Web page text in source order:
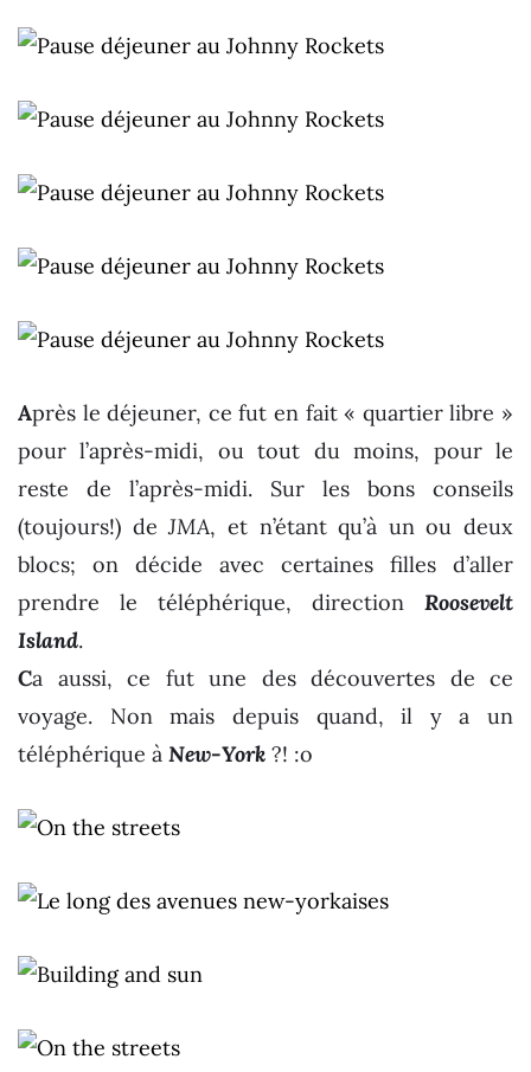
Après le déjeuner, ce fut en fait « quartier libre »
pour l’après-midi, ou tout du moins, pour le
reste de l’après-midi. Sur les bons conseils
(toujours!) de JMA, et n’étant qu’à un ou deux
blocs; on décide avec certaines filles d’aller
prendre le téléphérique, direction Roosevelt
Island.
Ca aussi, ce fut une des découvertes de ce
voyage. Non mais depuis quand, il y a un
téléphérique à New-York ?! :o